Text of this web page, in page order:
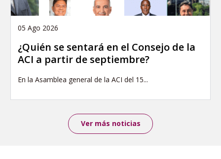
05 Ago 2026
¿Quién se sentará en el Consejo de la
ACI a partir de septiembre?
En la Asamblea general de la ACI del 15...
Ver más noticias